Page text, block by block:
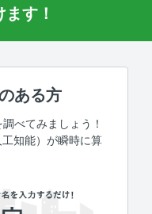
す！
ある方
べてみましょう！
知能）が瞬時に算